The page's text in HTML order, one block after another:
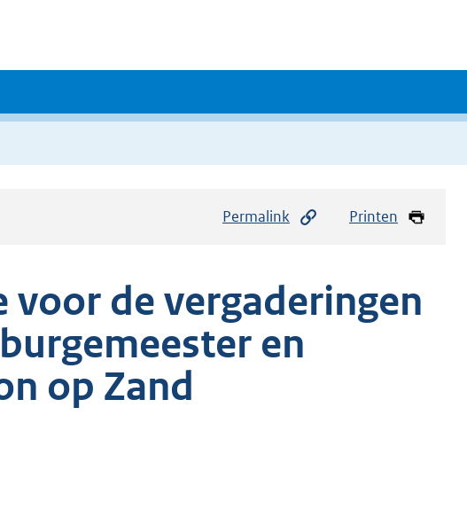
Permalink Printen
voor de vergaderingen
en
op Zand